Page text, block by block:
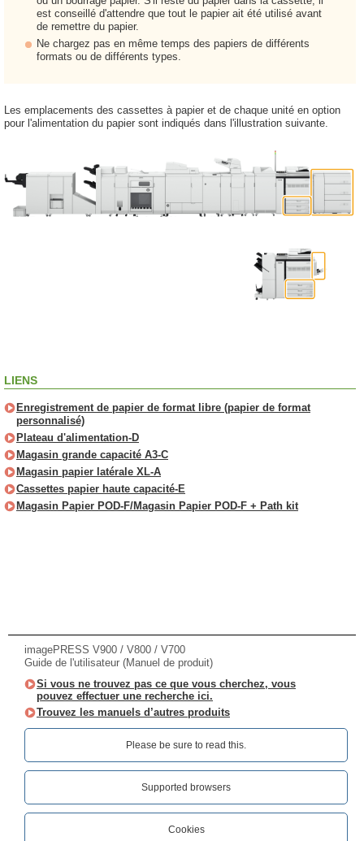
est conseillé d'attendre que tout le papier ait été utilisé avant
de remettre du papier.
Ne chargez pas en même temps des papiers de différents
formats ou de différents types.
Les emplacements des cassettes à papier et de chaque unité en option
pour l'alimentation du papier sont indiqués dans l'illustration suivante.
LIENS
Enregistrement de papier de format libre (papier de format
personnalisé)
Plateau d'alimentation-D
Magasin grande capacité A3-C
Magasin papier latérale XL-A
Cassettes papier haute capacité-E
Magasin Papier POD-F/Magasin Papier POD-F + Path kit
imagePRESS V900 / V800 / V700
Guide de l'utilisateur (Manuel de produit)
Si vous ne trouvez pas ce que vous cherchez, vous
pouvez effectuer une recherche ici.
Trouvez les manuels d’autres produits
Please be sure to read this.‎
Supported browsers
Cookies